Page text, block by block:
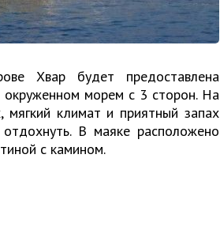
Хвар будет предоставлена
окруженном морем с 3 сторон. На
климат и приятный запах
В маяке расположено
с камином.